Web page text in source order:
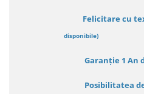
Felicitare cu
disponibile)
Garanție 1 An
Posibilitatea